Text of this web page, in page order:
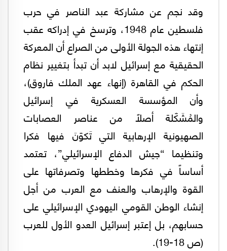
‏وقد نجم عن مشاركة عبد الناصر في حرب
فلسطين عام 1948، وترسخ في إدراكه عقب
إنتهاء هذه الجولة الأولى من الصراع أن المعركة
الحقيقية مع إسرائيل لابد أن تبدأ بتغيير نظام
الحكم في القاهرة (إنهاء عهد الملك فاروق)،
وأن المؤسسة العسكرية في إسرائيل
والمُشَكّلة أصلاً من عناصر العصابات
الصهيونية الإرهابية التي تَكوّنَ فيها فكرا
وتنظيما “جيش الدفاع الإسرائيلي”، تعتمد
أساساً في فكرها وخططها وتصرفاتها على
القوة والإرهاب والعنف مع العرب من أجل
إنشاء الوطن القومي اليهودي الإسرائيلي على
حسابهم، بل إعتبر إسرائيل العدو الأول للعرب
(ص 18-19).